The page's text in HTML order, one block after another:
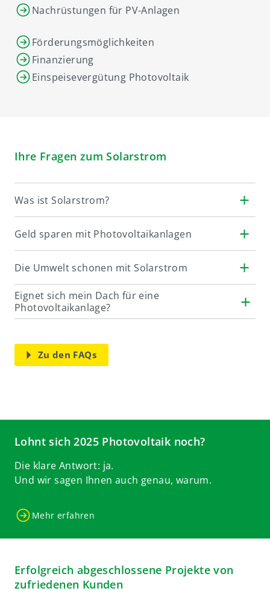
Nachrüstungen für PV-Anlagen
Förderungsmöglichkeiten
Finanzierung
Einspeisevergütung Photovoltaik
Ihre Fragen zum Solarstrom
Was ist Solarstrom?
Geld sparen mit Photovoltaikanlagen
Die Umwelt schonen mit Solarstrom
Eignet sich mein Dach für eine
Photovoltaikanlage?
Zu den FAQs
Lohnt sich 2025 Photovoltaik noch?
Die klare Antwort: ja.
Und wir sagen Ihnen auch genau, warum.
Mehr erfahren
Erfolgreich abgeschlossene Projekte von
zufriedenen Kunden